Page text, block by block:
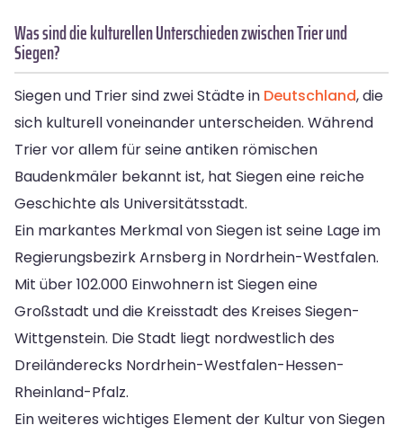
Was sind die kulturellen Unterschieden zwischen Trier und
Siegen?
Siegen und Trier sind zwei Städte in Deutschland, die
sich kulturell voneinander unterscheiden. Während
Trier vor allem für seine antiken römischen
Baudenkmäler bekannt ist, hat Siegen eine reiche
Geschichte als Universitätsstadt.
Ein markantes Merkmal von Siegen ist seine Lage im
Regierungsbezirk Arnsberg in Nordrhein-Westfalen.
Mit über 102.000 Einwohnern ist Siegen eine
Großstadt und die Kreisstadt des Kreises Siegen-
Wittgenstein. Die Stadt liegt nordwestlich des
Dreiländerecks Nordrhein-Westfalen-Hessen-
Rheinland-Pfalz.
Ein weiteres wichtiges Element der Kultur von Siegen